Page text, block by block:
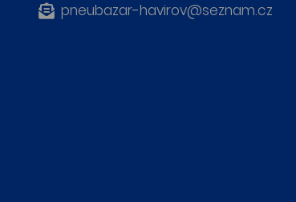
pneubazar-havirov@seznam.cz